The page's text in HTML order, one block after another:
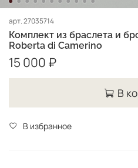
арт.27035714
Комплект из браслета и
Roberta di Camerino
15 000 ₽
В
В избранное